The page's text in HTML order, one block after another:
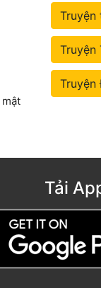
Truyện
Truyện
Truyện
Tải